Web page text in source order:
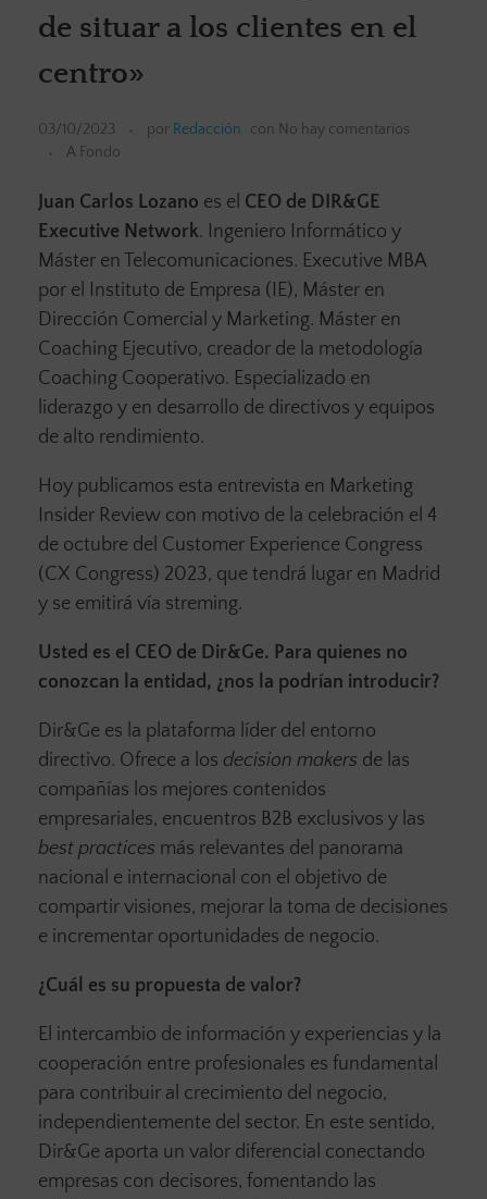
de situar a los clientes en el
centro»
03/10/2023 por Redacción con No hay comentarios
A Fondo
Juan Carlos Lozano es el CEO de DIR&GE
Executive Network. Ingeniero Informático y
Máster en Telecomunicaciones. Executive MBA
por el Instituto de Empresa (IE), Máster en
Dirección Comercial y Marketing. Máster en
Coaching Ejecutivo, creador de la metodología
Coaching Cooperativo. Especializado en
liderazgo y en desarrollo de directivos y equipos
de alto rendimiento.
Hoy publicamos esta entrevista en Marketing
Insider Review con motivo de la celebración el 4
de octubre del Customer Experience Congress
(CX Congress) 2023, que tendrá lugar en Madrid
y se emitirá vía streming.
Usted es el CEO de Dir&Ge. Para quienes no
conozcan la entidad, ¿nos la podrían introducir?
Dir&Ge es la plataforma líder del entorno
directivo. Ofrece a los decision makers de las
compañías los mejores contenidos
empresariales, encuentros B2B exclusivos y las
best practices más relevantes del panorama
nacional e internacional con el objetivo de
compartir visiones, mejorar la toma de decisiones
e incrementar oportunidades de negocio.
¿Cuál es su propuesta de valor?
El intercambio de información y experiencias y la
cooperación entre profesionales es fundamental
para contribuir al crecimiento del negocio,
independientemente del sector. En este sentido,
Dir&Ge aporta un valor diferencial conectando
empresas con decisores, fomentando las